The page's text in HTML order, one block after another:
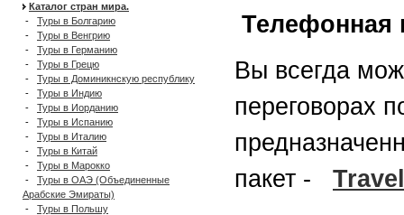
Каталог стран мира.
- Туры в Болгарию
- Туры в Венгрию
- Туры в Германию
- Туры в Грецю
- Туры в Доминикнскую республику
- Туры в Индию
- Туры в Иорданию
- Туры в Испанию
- Туры в Италию
- Туры в Китай
- Туры в Марокко
- Туры в ОАЭ (Объединенные
Арабские Эмираты)
- Туры в Польшу
Телефонная
Вы всегда
переговорах
пакет -